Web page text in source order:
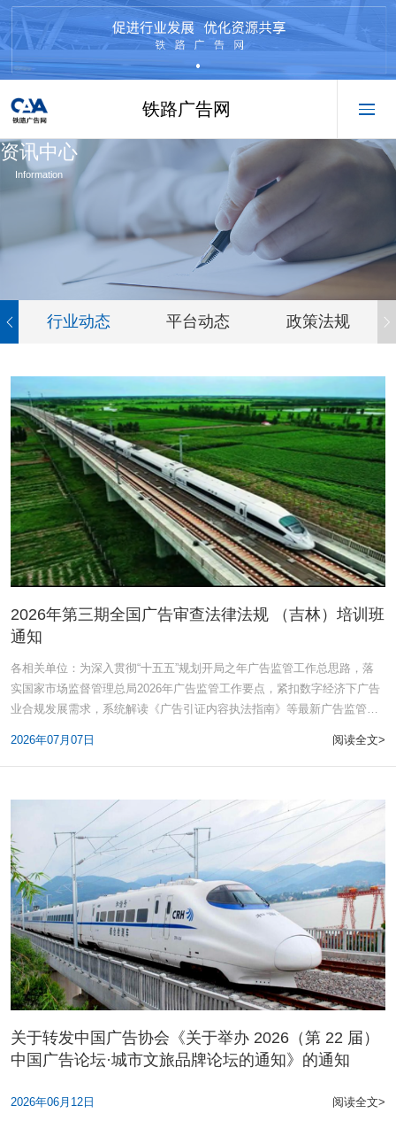
铁路广告网
资讯中心
Information
行业动态 平台动态 政策法规
2026年第三期全国广告审查法律法规 （吉林）培训班
通知
各相关单位：为深入贯彻“十五五”规划开局之年广告监管工作总思路，落
实国家市场监督管理总局2026年广告监管工作要点，紧扣数字经济下广告
业合规发展需求，系统解读《广告引证内容执法指南》等最新广告监管规
阅读全文>
2026年07月07日
关于转发中国广告协会《关于举办 2026（第 22 届）
中国广告论坛·城市文旅品牌论坛的通知》的通知
阅读全文>
2026年06月12日